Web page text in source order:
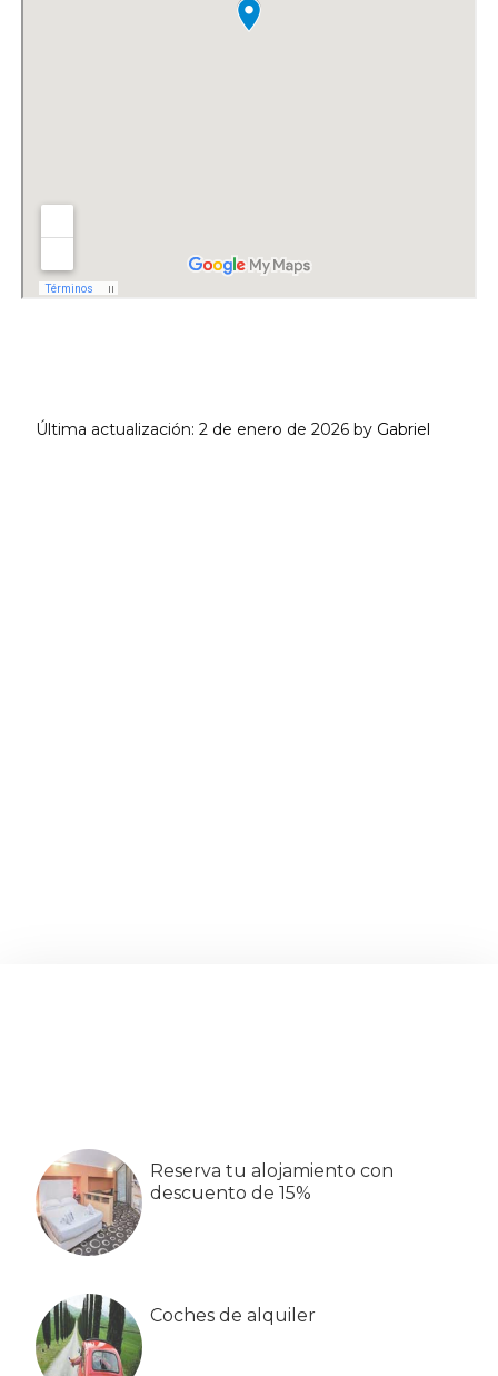
Última actualización: 2 de enero de 2026by Gabriel
primaria
Reserva tu alojamiento con
descuento de 15%
Coches de alquiler